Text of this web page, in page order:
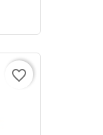
favorite_border